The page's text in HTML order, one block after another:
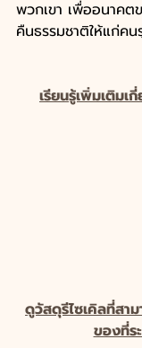
พวกเขา เพื่ออนาค
คืนธรรมชาติให้แก่ค
เรียนรู้เพิ่มเติมเ
ดูวัสดุรีไซเคิลที่สา
ของที่ร